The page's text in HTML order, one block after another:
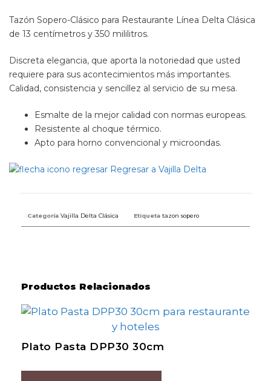
Tazón Sopero-Clásico para Restaurante Línea Delta Clásica
de 13 centímetros y 350 mililitros.
Discreta elegancia, que aporta la notoriedad que usted
requiere para sus acontecimientos más importantes.
Calidad, consistencia y sencillez al servicio de su mesa.
Esmalte de la mejor calidad con normas europeas.
Resistente al choque térmico.
Apto para horno convencional y microondas.
Regresar a Vajilla Delta
Categoría Vajilla Delta Clásica Etiqueta tazon sopero
Productos Relacionados
Plato Pasta DPP30 30cm